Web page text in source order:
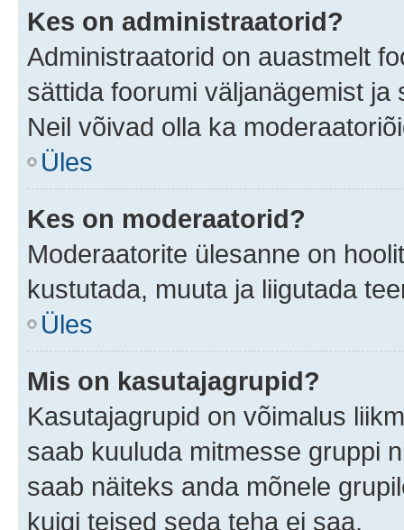
Kes on administraatorid?
Administraatorid on auastmelt
sättida foorumi väljanägemist
Neil võivad olla ka
Üles
Kes on moderaatorid?
Moderaatorite ülesanne on
kustutada, muuta ja liigutada
Üles
Mis on kasutajagrupid?
Kasutajagrupid on võimalus
saab kuuluda mitmesse gruppi
saab näiteks anda mõnele
kuigi teised seda teha ei saa.